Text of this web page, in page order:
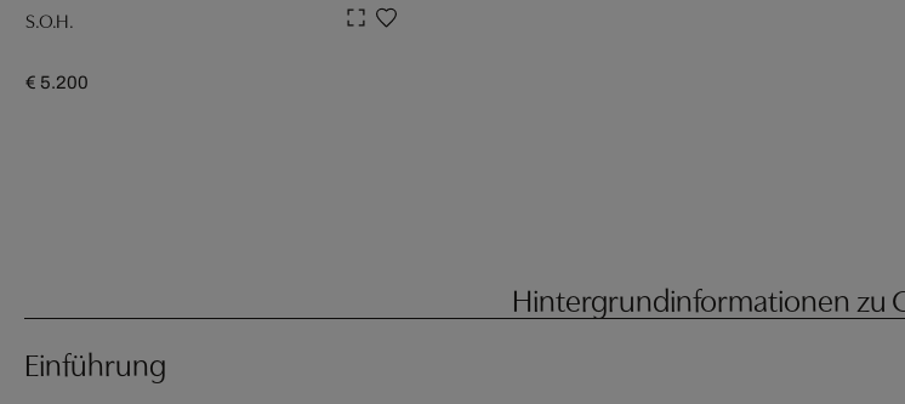
S.O.H.
€ 5.200
Hintergrundinformationen zu
Einführung